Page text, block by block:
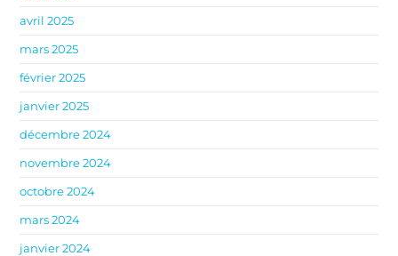
avril 2025
mars 2025
février 2025
janvier 2025
décembre 2024
novembre 2024
octobre 2024
mars 2024
janvier 2024